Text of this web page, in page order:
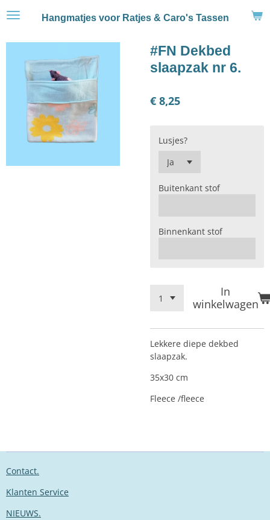
Ga
hoofdinhoud
Hangmatjes voor Ratjes & Caro's Tassen
#FN Dekbed
slaapzak nr 6.
€ 8,25
Lusjes?
Buitenkant stof
Binnenkant stof
In
winkelwagen
Lekkere diepe dekbed
slaapzak.
35x30 cm
Fleece /fleece
Contact.
Klanten Service
NIEUWS.